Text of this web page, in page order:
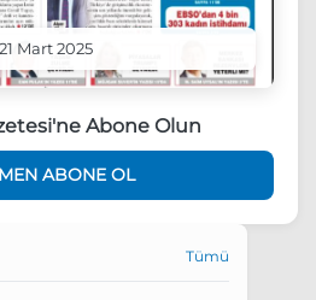
21 Mart 2025
Abone Olun
ABONE OL
Tümü